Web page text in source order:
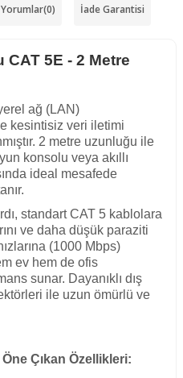
Yorumlar(0) İade Garantisi
5E - 2 Metre
ağ (LAN)
kesintisiz veri iletimi
2 metre uzunluğu ile
konsolu veya akıllı
ideal mesafede
standart CAT 5 kablolara
ve daha düşük paraziti
(1000 Mbps)
ev hem de ofis
sunar. Dayanıklı dış
ile uzun ömürlü ve
Çıkan Özellikleri: